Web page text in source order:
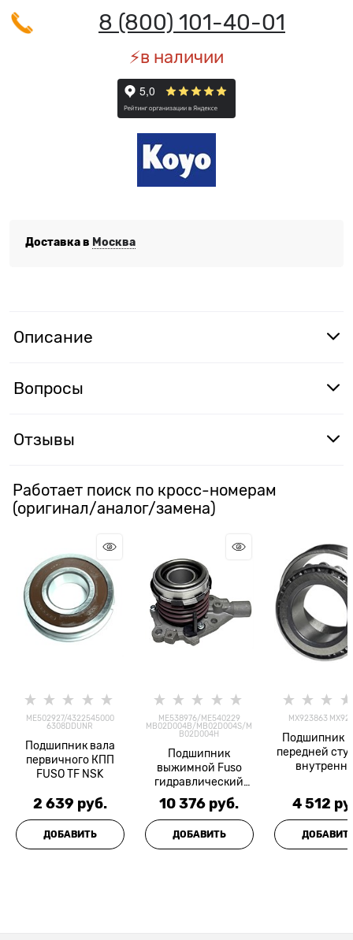
8 (800) 101-40-01
⚡️в наличии
Доставка в Москва
Описание
Вопросы
Отзывы
Работает поиск по кросс-номерам
(оригинал/аналог/замена)
ME502927/4322545000
6308DDUNR
Подшипник вала
первичного КПП
FUSO TF NSK
2 639 руб.
ДОБАВИТЬ
ME538976/ME540229
MB02D004B/MB02D004S/M
B02D004H
Подшипник
выжимной Fuso
гидравлический
4M50/4M51 JAPACO
10 376 руб.
ДОБАВИТЬ
MX923863
Подшипник
передней
4 512